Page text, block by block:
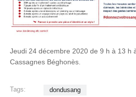
Jeudi 24 décembre 2020 de 9 h à 13 h
Cassagnes Béghonès.
Tags: dondusang